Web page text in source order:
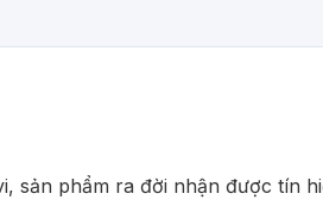
sản phẩm ra đời nhận được tín